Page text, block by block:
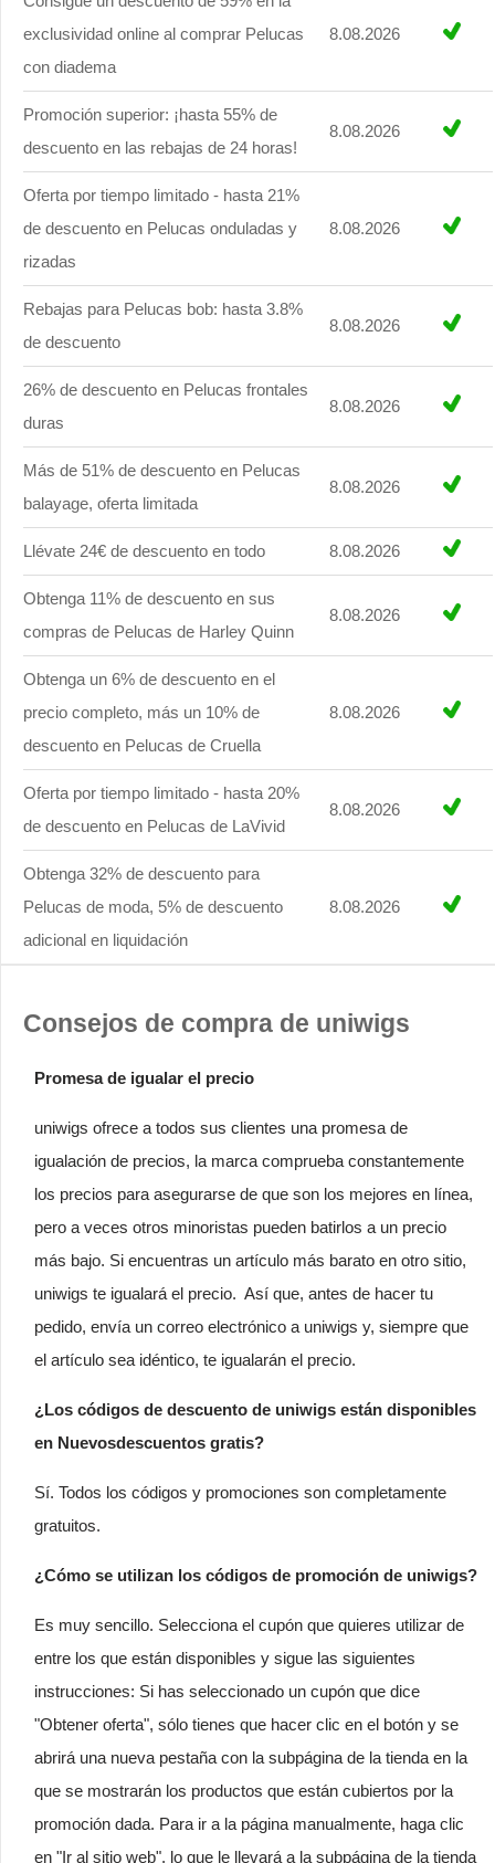
exclusividad online al comprar Pelucas
con diadema
8.08.2026
Promoción superior: ¡hasta 55% de
descuento en las rebajas de 24 horas!
8.08.2026
Oferta por tiempo limitado - hasta 21%
de descuento en Pelucas onduladas y
rizadas
8.08.2026
Rebajas para Pelucas bob: hasta 3.8%
de descuento
8.08.2026
26% de descuento en Pelucas frontales
duras
8.08.2026
Más de 51% de descuento en Pelucas
balayage, oferta limitada
8.08.2026
Llévate 24€ de descuento en todo 8.08.2026
Obtenga 11% de descuento en sus
compras de Pelucas de Harley Quinn
8.08.2026
Obtenga un 6% de descuento en el
precio completo, más un 10% de
descuento en Pelucas de Cruella
8.08.2026
Oferta por tiempo limitado - hasta 20%
de descuento en Pelucas de LaVivid
8.08.2026
Obtenga 32% de descuento para
Pelucas de moda, 5% de descuento
adicional en liquidación
8.08.2026
Consejos de compra de uniwigs
Promesa de igualar el precio
uniwigs ofrece a todos sus clientes una promesa de
igualación de precios, la marca comprueba constantemente
los precios para asegurarse de que son los mejores en línea,
pero a veces otros minoristas pueden batirlos a un precio
más bajo. Si encuentras un artículo más barato en otro sitio,
uniwigs te igualará el precio. Así que, antes de hacer tu
pedido, envía un correo electrónico a uniwigs y, siempre que
el artículo sea idéntico, te igualarán el precio.
¿Los códigos de descuento de uniwigs están disponibles
en Nuevosdescuentos gratis?
Sí. Todos los códigos y promociones son completamente
gratuitos.
¿Cómo se utilizan los códigos de promoción de uniwigs?
Es muy sencillo. Selecciona el cupón que quieres utilizar de
entre los que están disponibles y sigue las siguientes
instrucciones: Si has seleccionado un cupón que dice
"Obtener oferta", sólo tienes que hacer clic en el botón y se
abrirá una nueva pestaña con la subpágina de la tienda en la
que se mostrarán los productos que están cubiertos por la
promoción dada. Para ir a la página manualmente, haga clic
en "Ir al sitio web", lo que le llevará a la subpágina de la tienda